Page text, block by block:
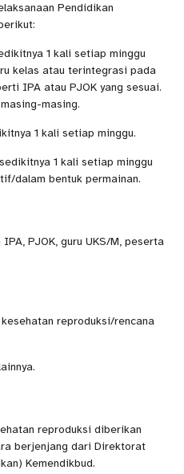
Pendidikan
1 kali setiap minggu
kelas atau terintegrasi pada
IPA atau PJOK yang sesuai.
masing.
1 kali setiap minggu.
1 kali setiap minggu
dalam bentuk permainan.
PJOK, guru UKS/M, peserta
reproduksi/rencana
reproduksi diberikan
berjenjang dari Direktorat
Kemendikbud.